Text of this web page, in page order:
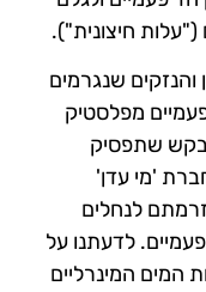
חיצונית").
והנזקים שנגרמים
מפלסטיק
שתפסיק
מקידוח חדש (עדן 1) לחברת 'מי עדן'
לנחלים
לדעתנו על
המים המינרליים